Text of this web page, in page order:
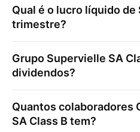
Qual é o lucro líquido de
trimestre?
Grupo Supervielle SA
dividendos?
Quantos colaboradores
SA Class B tem?